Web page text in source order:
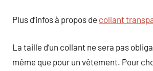
Plus d’infos à propos de collant
La taille d’un collant ne sera pas
même que pour un vêtement. Pour